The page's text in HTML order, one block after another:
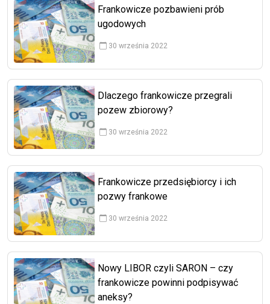
Frankowicze pozbawieni prób
ugodowych
30 września 2022
Dlaczego frankowicze przegrali
pozew zbiorowy?
30 września 2022
Frankowicze przedsiębiorcy i ich
pozwy frankowe
30 września 2022
Nowy LIBOR czyli SARON – czy
frankowicze powinni podpisywać
aneksy?